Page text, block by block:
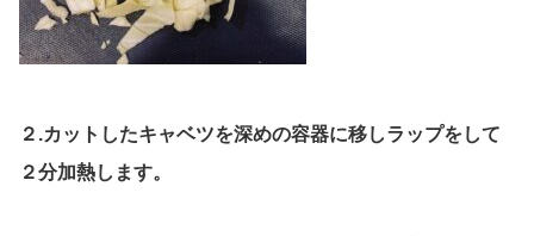
２.カットしたキャベツを深めの容器に移しラップをして
２分加熱します。